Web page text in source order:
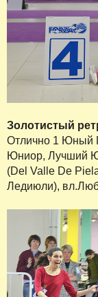
Золотистый
Отлично 1 Юный
Юниор, Лучший
(Del Valle De
Ледиюли),